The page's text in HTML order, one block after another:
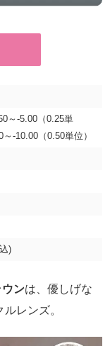
～-5.00（0.25単
-10.00（0.50単位）
)
ンは、優しげな
レンズ。